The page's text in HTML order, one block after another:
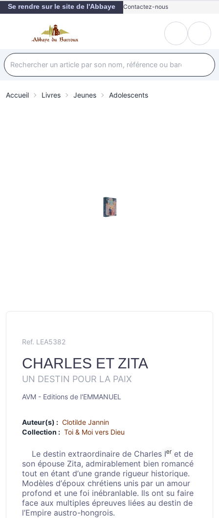
Se rendre sur le site de l'Abbaye Contactez-nous
Accueil Livres Jeunes Adolescents
Ref. LEA5382
CHARLES ET ZITA
UN DESTIN POUR LA PAIX
AVM - Editions de l'EMMANUEL
Auteur(s) : Clotilde Jannin
Collection : Toi & Moi vers Dieu
Le destin extraordinaire de Charles Ier et de
son épouse Zita, admirablement bien romancé
tout en étant d’une grande rigueur historique.
Modèles d’époux chrétiens unis par un amour
profond et une foi inébranlable. Ils ont su faire
face aux multiples épreuves liées au destin de
l’Empire austro-hongrois.